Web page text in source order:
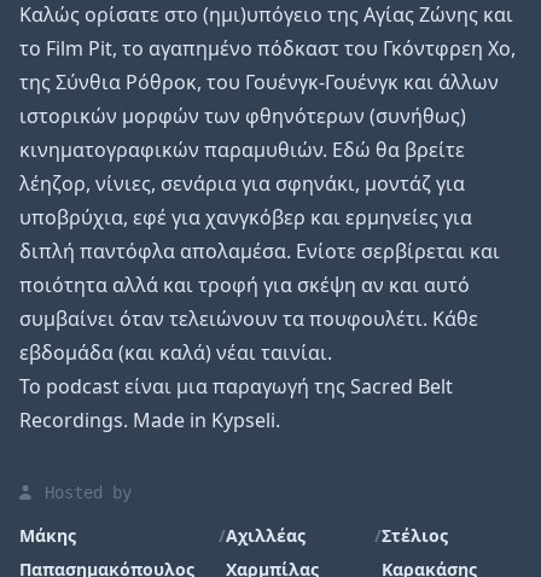
Καλώς ορίσατε στο (ημι)υπόγειο της Αγίας Ζώνης και
το Film Pit, το αγαπημένο πόδκαστ του Γκόντφρεη Χο,
της Σύνθια Ρόθροκ, του Γουένγκ-Γουένγκ και άλλων
ιστορικών μορφών των φθηνότερων (συνήθως)
κινηματογραφικών παραμυθιών. Εδώ θα βρείτε
λέηζορ, νίνιες, σενάρια για σφηνάκι, μοντάζ για
υποβρύχια, εφέ για χανγκόβερ και ερμηνείες για
διπλή παντόφλα απολαμέσα. Ενίοτε σερβίρεται και
ποιότητα αλλά και τροφή για σκέψη αν και αυτό
συμβαίνει όταν τελειώνουν τα πουφουλέτι. Κάθε
εβδομάδα (και καλά) νέαι ταινίαι.
Το podcast είναι μια παραγωγή της Sacred Belt
Recordings. Made in Kypseli.
Hosted by
Μάκης
Παπασημακόπουλος
/Αχιλλέας
Χαρμπίλας
/Στέλιος
Καρακάσης